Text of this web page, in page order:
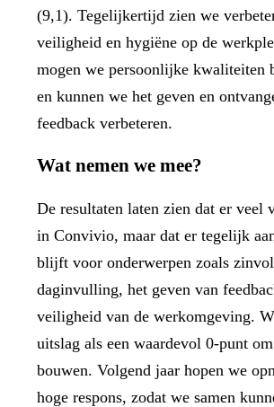
(9,1). Tegelijkertijd zien we
veiligheid en hygiëne op de
mogen we persoonlijke kwaliteiten
en kunnen we het geven en
feedback verbeteren.
Wat nemen we mee?
De resultaten laten zien dat er veel
in Convivio, maar dat er tegelijk
blijft voor onderwerpen zoals
daginvulling, het geven van
veiligheid van de werkomgeving.
uitslag als een waardevol 0-punt
bouwen. Volgend jaar hopen we
hoge respons, zodat we samen